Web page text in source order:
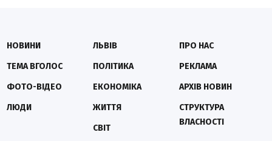
НОВИНИ
ТЕМА ВГОЛОС
ФОТО-ВІДЕО
ЛЮДИ
ЛЬВІВ
ПОЛІТИКА
ЕКОНОМІКА
ЖИТТЯ
СВІТ
ПРО НАС
РЕКЛАМА
АРХІВ НОВИН
СТРУКТУРА
ВЛАСНОСТІ